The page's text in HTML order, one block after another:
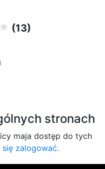
(13)
stronach
maja dostęp do tych
się zalogować.